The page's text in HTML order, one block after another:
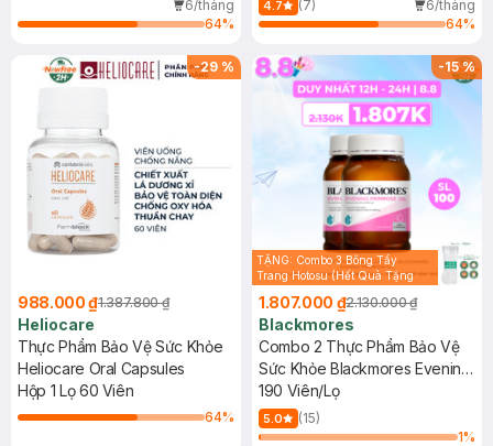
6/tháng
64%
4.7 (7)
6/tháng
64%
-29 %
988.000 ₫1.387.800 ₫
Heliocare
Thực Phẩm Bảo Vệ Sức Khỏe
Heliocare Oral Capsules
Hộp 1 Lọ 60 Viên
64%
-15%
TẶNG: Combo 3 Bông Tẩy
Trang Hotosu (Hết Quà Tặng
1.807.000 ₫2.130.000 ₫
Blackmores
Combo 2 Thực Phẩm Bảo Vệ
Sức Khỏe Blackmores Evening
Primrose Oil
190 Viên/Lọ
5.0
(15)
1%